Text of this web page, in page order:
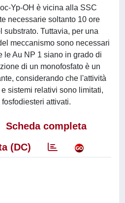
Yp-OH è vicina alla SSC
necessarie soltanto 10 ore
substrato. Tuttavia, per una
meccanismo sono necessari
le Au NP 1 siano in grado di
di un monofosfato è un
considerando che l'attività
sistemi relativi sono limitati,
attivati.
Scheda completa
(DC)